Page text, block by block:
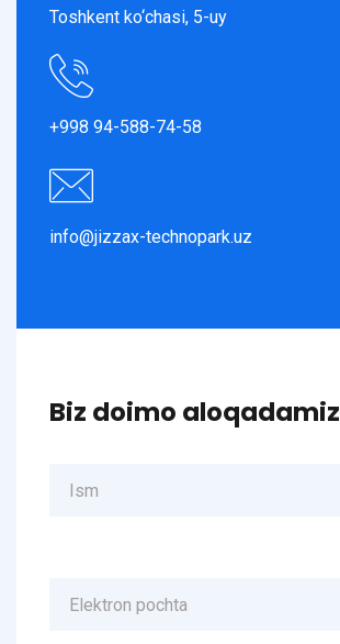
Biz doimo aloqadamiz
Toshkent ko‘chasi, 5-uy
+998 94-588-74-58
info@jizzax-technopark.uz